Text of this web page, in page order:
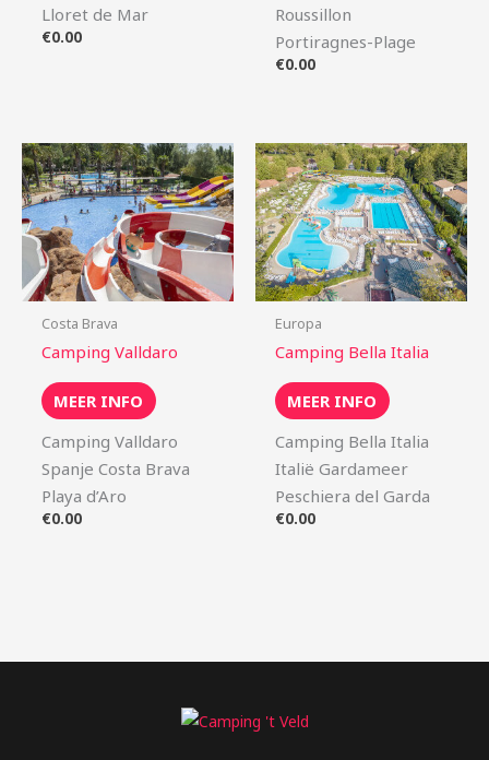
Lloret de Mar
€0.00
Roussillon
Portiragnes-Plage
€0.00
Costa Brava
Camping Valldaro
MEER INFO
Camping Valldaro
Spanje Costa Brava
Playa d’Aro
€0.00
Europa
Camping Bella Italia
MEER INFO
Camping Bella Italia
Italië Gardameer
Peschiera del Garda
€0.00